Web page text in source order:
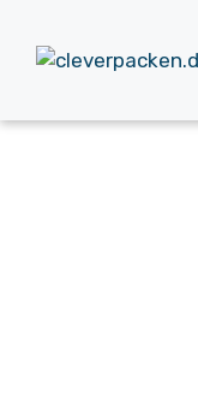
Inhalt
springen